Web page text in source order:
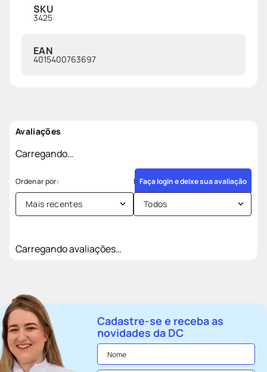
SKU
3425
EAN
4015400763697
Avaliações
Carregando…
Faça login e deixe sua avaliação
Mais recentes Todos
Carregando avaliações…
Cadastre-se e receba as
novidades da DC